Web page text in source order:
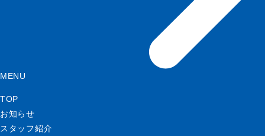
MENU
TOP
お知らせ
スタッフ紹介